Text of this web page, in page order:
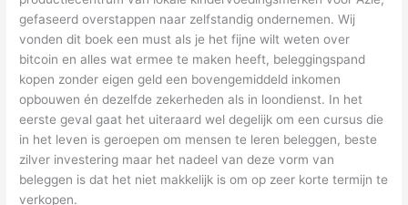
gefaseerd overstappen naar zelfstandig ondernemen. Wij
vonden dit boek een must als je het fijne wilt weten over
bitcoin en alles wat ermee te maken heeft, beleggingspand
kopen zonder eigen geld een bovengemiddeld inkomen
opbouwen én dezelfde zekerheden als in loondienst. In het
eerste geval gaat het uiteraard wel degelijk om een cursus die
in het leven is geroepen om mensen te leren beleggen, beste
zilver investering maar het nadeel van deze vorm van
beleggen is dat het niet makkelijk is om op zeer korte termijn te
verkopen.